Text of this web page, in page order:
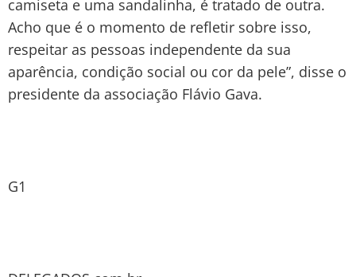
camiseta e uma sandalinha, é tratado de outra.
Acho que é o momento de refletir sobre isso,
respeitar as pessoas independente da sua
aparência, condição social ou cor da pele”, disse o
presidente da associação Flávio Gava.
G1